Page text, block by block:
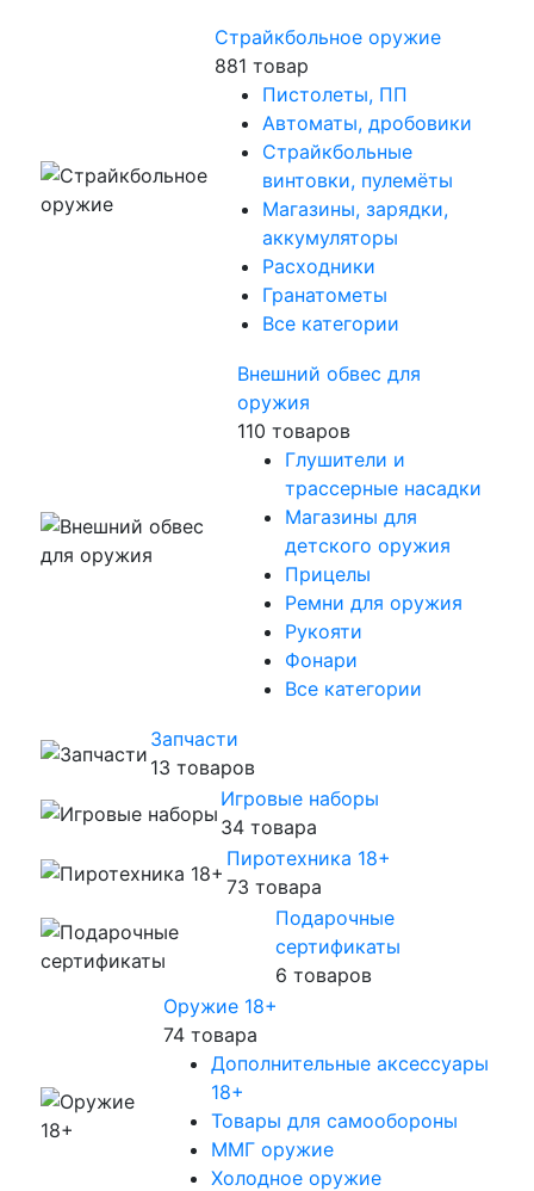
Страйкбольное оружие
881 товар
Пистолеты, ПП
Автоматы, дробовики
Страйкбольные
винтовки, пулемёты
Магазины, зарядки,
аккумуляторы
Расходники
Гранатометы
Все категории
Внешний обвес для
оружия
110 товаров
Глушители и
трассерные насадки
Магазины для
детского оружия
Прицелы
Ремни для оружия
Рукояти
Фонари
Все категории
Запчасти
13 товаров
Игровые наборы
34 товара
Пиротехника 18+
73 товара
Подарочные
сертификаты
6 товаров
Оружие 18+
74 товара
Дополнительные аксессуары
18+
Товары для самообороны
ММГ оружие
Холодное оружие